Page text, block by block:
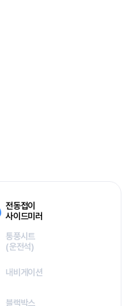
전동접이
사이드미러
통풍시트
(운전석)
내비게이션
블랙박스